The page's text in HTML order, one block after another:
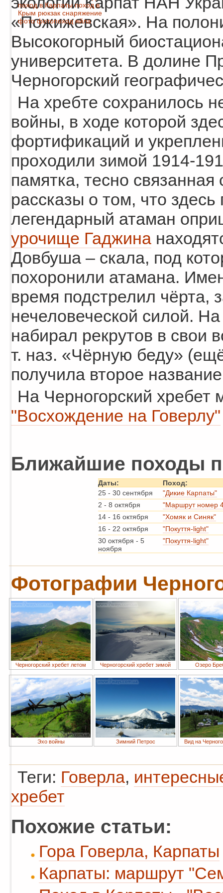
«Пожижевская». На
Высокогорный
университета. В долине
Черногорский
На хребте сохранилось
войны, в ходе которой
фортификаций и
проходили зимой 1914-
памятка, тесно
рассказы о том, что
легендарный атаман
урочище Гаджина
Довбуша – скала, под
похоронили атамана.
время подстрелил чёрта,
нечеловеческой силой.
набирал рекрутов в свои
т. наз. «Чёрную беду»
получила второе
На Черногорский
"Восхождение на Говерлу"
Ближайшие походы
Даты:
Поход:
25 - 30 сентября
"Дикие Карпаты"
2 - 8 октября
"Маршрут номер
14 - 16 октября
"Хомяк и Синяк"
16 - 22 октября
"Покуття-light"
30 октября - 5
ноября
"Покуття-light"
Фотографии
Черногорский хребет летом Черногорский хребет зимой Озеро
Эхо войны Зимний Петрос Вид на
Теги: Говерла,
хребет
Похожие статьи:
Гора Говерла, Карпаты
Карпаты: маршрут
поход в Карпаты поход в
Крым рюкзак снаряжение
фото фотопоход яйла